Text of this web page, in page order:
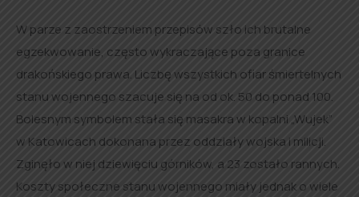
W parze z zaostrzeniem przepisów szło ich brutalne
egzekwowanie, często wykraczające poza granice
drakońskiego prawa. Liczbę wszystkich ofiar śmiertelnych
stanu wojennego szacuje się na od ok. 50 do ponad 100.
Bolesnym symbolem stała się masakra w kopalni „Wujek”
w Katowicach dokonana przez oddziały wojska i milicji.
Zginęło w niej dziewięciu górników, a 23 zostało rannych.
Koszty społeczne stanu wojennego miały jednak o wiele